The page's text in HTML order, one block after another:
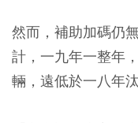
然而，補助加碼仍
計，一九年一整年
輛，遠低於一八年